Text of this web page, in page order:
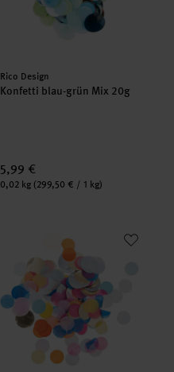
Hersteller:
Rico Design
Konfetti blau-grün Mix 20g
5,99 €
Inhalt:
0,02 kg (299,50 € / 1 kg)